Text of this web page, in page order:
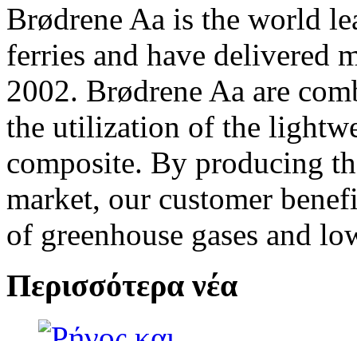
Brødrene Aa is the world
ferries and have delivered
2002. Brødrene Aa are
the utilization of the
composite. By producing
market, our customer
of greenhouse gases and
Περισσότερα νέα